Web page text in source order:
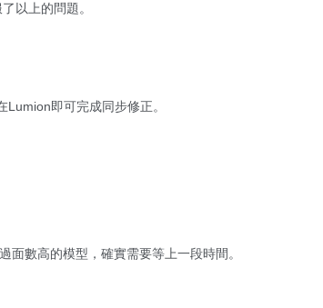
以上的問題。
Lumion即可完成同步修正。
數高的模型，確實需要等上一段時間。